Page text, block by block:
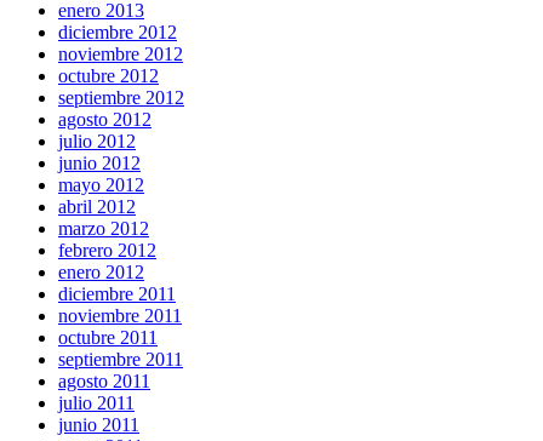
enero 2013
diciembre 2012
noviembre 2012
octubre 2012
septiembre 2012
agosto 2012
julio 2012
junio 2012
mayo 2012
abril 2012
marzo 2012
febrero 2012
enero 2012
diciembre 2011
noviembre 2011
octubre 2011
septiembre 2011
agosto 2011
julio 2011
junio 2011